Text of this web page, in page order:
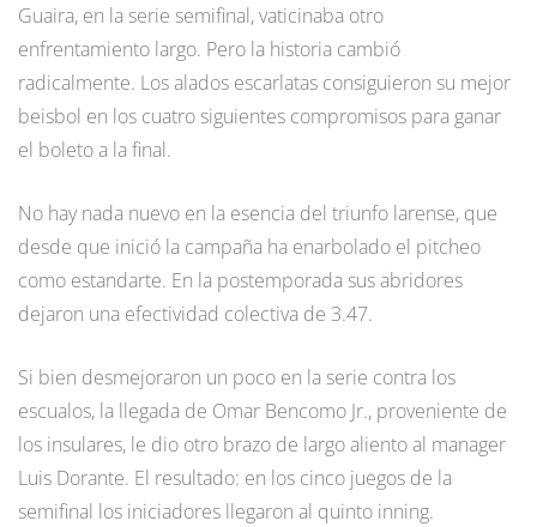
Guaira, en la serie semifinal, vaticinaba otro
enfrentamiento largo. Pero la historia cambió
radicalmente. Los alados escarlatas consiguieron su mejor
beisbol en los cuatro siguientes compromisos para ganar
el boleto a la final.
No hay nada nuevo en la esencia del triunfo larense, que
desde que inició la campaña ha enarbolado el pitcheo
como estandarte. En la postemporada sus abridores
dejaron una efectividad colectiva de 3.47.
Si bien desmejoraron un poco en la serie contra los
escualos, la llegada de Omar Bencomo Jr., proveniente de
los insulares, le dio otro brazo de largo aliento al manager
Luis Dorante. El resultado: en los cinco juegos de la
semifinal los iniciadores llegaron al quinto inning.